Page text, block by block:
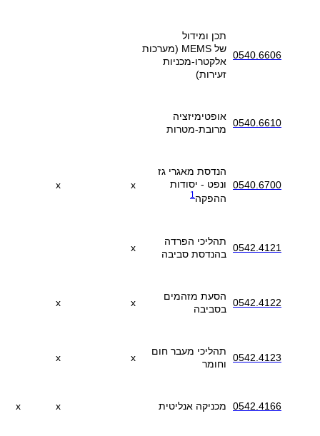
0540.6606
תכן ומידול
של MEMS (מערכות
אלקטרו-מכניות
זעירות)
0540.6610
אופטימיזציה
מרובת-מטרות
0540.6700
הנדסת מאגרי גז
ונפט - יסודות
ההפקה1
x
x
0542.4121
תהליכי הפרדה
בהנדסת סביבה
x
0542.4122
הסעת מזהמים
בסביבה
x
x
0542.4123
תהליכי מעבר חום
וחומר
x
x
0542.4166 מכניקה אנליטית x
x